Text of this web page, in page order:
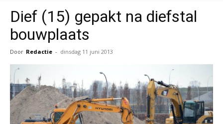
Dief (15) gepakt na diefstal
bouwplaats
Door Redactie - dinsdag 11 juni 2013